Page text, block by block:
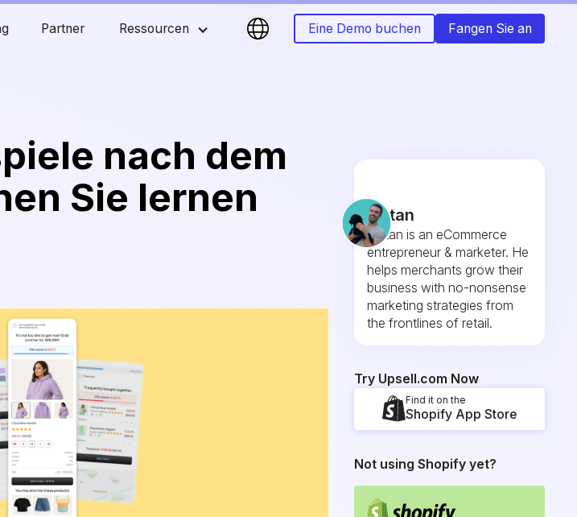
Partner Ressourcen Eine Demo buchen Fangen Sie an
nach dem
Sie lernen
Fintan
Fintan is an eCommerce
entrepreneur & marketer. He
helps merchants grow their
business with no-nonsense
marketing strategies from
the frontlines of retail.
Try Upsell.com Now
Find it on the
Shopify App Store
Not using Shopify yet?